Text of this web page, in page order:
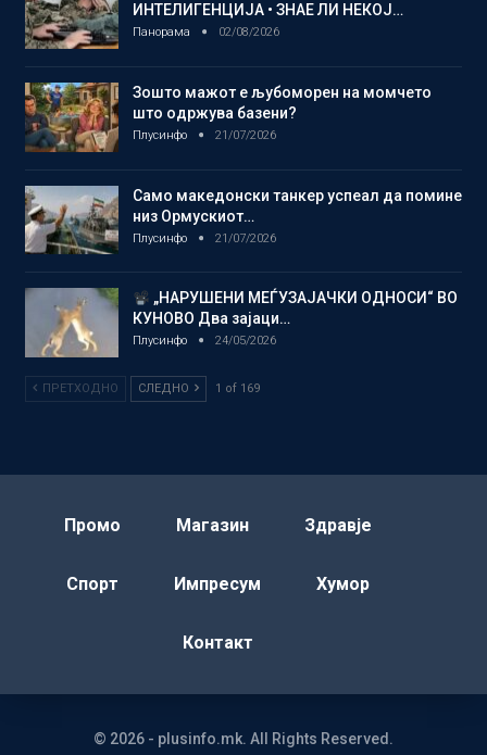
ИНТЕЛИГЕНЦИЈА • ЗНАЕ ЛИ НЕКОЈ…
Панорама 02/08/2026
Зошто мажот е љубоморен на момчето
што одржува базени?
Плусинфо 21/07/2026
Само македонски танкер успеал да помине
низ Ормускиот…
Плусинфо 21/07/2026
„НАРУШЕНИ МЕЃУЗАЈАЧКИ ОДНОСИ“ ВО
КУНОВО Два зајаци…
Плусинфо 24/05/2026
ПРЕТХОДНО СЛЕДНО 1 of 169
Промо Магазин Здравје
Спорт Импресум Хумор
Контакт
© 2026 - plusinfo.mk. All Rights Reserved.